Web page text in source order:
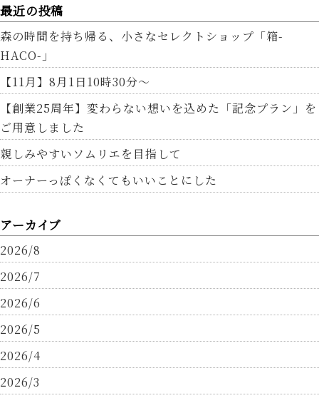
最近の投稿
森の時間を持ち帰る、小さなセレクトショップ「箱-
HACO-」
【11月】8月1日10時30分～
【創業25周年】変わらない想いを込めた「記念プラン」を
ご用意しました
親しみやすいソムリエを目指して
オーナーっぽくなくてもいいことにした
アーカイブ
2026/8
2026/7
2026/6
2026/5
2026/4
2026/3